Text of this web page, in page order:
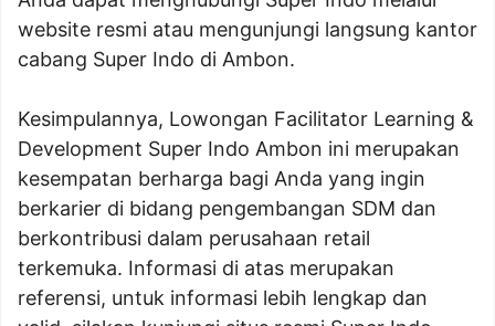
website resmi atau mengunjungi langsung kantor
cabang Super Indo di Ambon.
Kesimpulannya, Lowongan Facilitator Learning &
Development Super Indo Ambon ini merupakan
kesempatan berharga bagi Anda yang ingin
berkarier di bidang pengembangan SDM dan
berkontribusi dalam perusahaan retail
terkemuka. Informasi di atas merupakan
referensi, untuk informasi lebih lengkap dan